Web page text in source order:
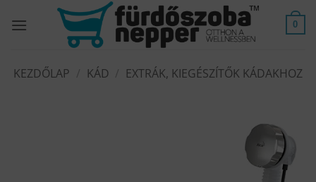
0
KEZDŐLAP KÁD EXTRÁK, KIEGÉSZÍTŐK KÁDAKHOZ